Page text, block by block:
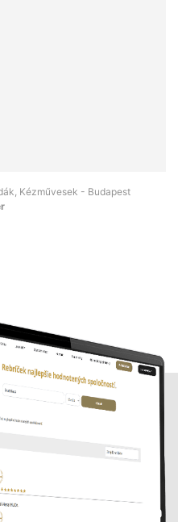
Kézművesek - Budapest